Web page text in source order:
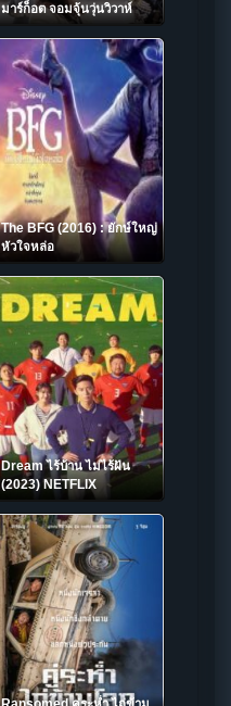
มาร์ก็อต จอมจุ้นวุ่นวิวาห์
(2007)
The BFG (2016) : ยักษ์ใหญ่
หัวใจหล่อ
Dream ไร้บ้าน ไม่ไร้ฝัน
(2023) NETFLIX